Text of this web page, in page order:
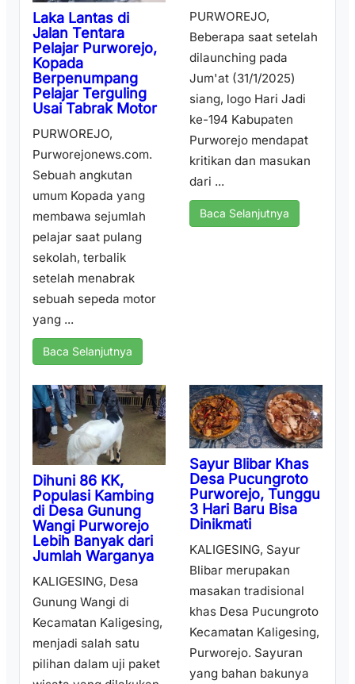
Laka Lantas di
Jalan Tentara
Pelajar Purworejo,
Kopada
Berpenumpang
Pelajar Terguling
Usai Tabrak Motor
PURWOREJO,
Purworejonews.com.
Sebuah angkutan
umum Kopada yang
membawa sejumlah
pelajar saat pulang
sekolah, terbalik
setelah menabrak
sebuah sepeda motor
yang ...
Baca Selanjutnya
PURWOREJO,
Beberapa saat setelah
dilaunching pada
Jum'at (31/1/2025)
siang, logo Hari Jadi
ke-194 Kabupaten
Purworejo mendapat
kritikan dan masukan
dari ...
Baca Selanjutnya
Dihuni 86 KK,
Populasi Kambing
di Desa Gunung
Wangi Purworejo
Lebih Banyak dari
Jumlah Warganya
KALIGESING, Desa
Gunung Wangi di
Kecamatan Kaligesing,
menjadi salah satu
pilihan dalam uji paket
Sayur Blibar Khas
Desa Pucungroto
Purworejo, Tunggu
3 Hari Baru Bisa
Dinikmati
KALIGESING, Sayur
Blibar merupakan
masakan tradisional
khas Desa Pucungroto
Kecamatan Kaligesing,
Purworejo. Sayuran
yang bahan bakunya